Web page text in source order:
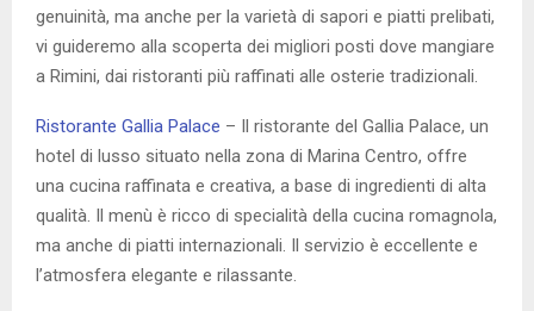
genuinità, ma anche per la varietà di sapori e piatti prelibati,
vi guideremo alla scoperta dei migliori posti dove mangiare
a Rimini, dai ristoranti più raffinati alle osterie tradizionali.
Ristorante Gallia Palace – Il ristorante del Gallia Palace, un
hotel di lusso situato nella zona di Marina Centro, offre
una cucina raffinata e creativa, a base di ingredienti di alta
qualità. Il menù è ricco di specialità della cucina romagnola,
ma anche di piatti internazionali. Il servizio è eccellente e
l’atmosfera elegante e rilassante.